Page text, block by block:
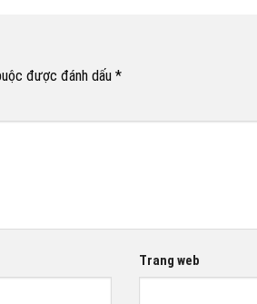
được đánh dấu *
Trang web